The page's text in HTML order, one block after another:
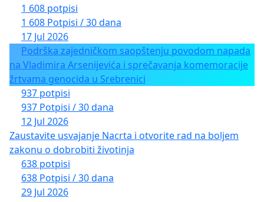
1 608 potpisi
1 608 Potpisi / 30 dana
17 Jul 2026
Podrška zajedničkom saopštenju povodom napada
na Vladimira Arsenijevića i sprečavanja komemoracije
žrtvama genocida u Srebrenici
937 potpisi
937 Potpisi / 30 dana
12 Jul 2026
Zaustavite usvajanje Nacrta i otvorite rad na boljem
zakonu o dobrobiti životinja
638 potpisi
638 Potpisi / 30 dana
29 Jul 2026